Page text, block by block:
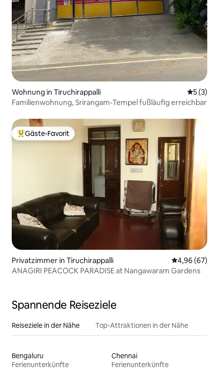
Wohnung in Tiruchirappalli
5 (3)
Familienwohnung, Srirangam-Tempel fußläufig erreichbar
Beliebter Gäste-Favorit.
Gäste-Favorit
Privatzimmer in Tiruchirappalli
4,96 (67)
ANAGIRI PEACOCK PARADISE at Nangawaram Gardens
Spannende Reiseziele
Reiseziele in der Nähe Top-Attraktionen in der Nähe
Bengaluru
Ferienunterkünfte
Chennai
Ferienunterkünfte